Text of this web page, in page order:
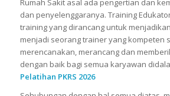
Rumah Sakit asal ada pengertian dan
dan penyelenggaranya. Training
training yang dirancang untuk
menjadi seorang trainer yang kompeten
merencanakan, merancang dan
dengan baik bagi semua karyawan
Pelatihan PKRS 2026